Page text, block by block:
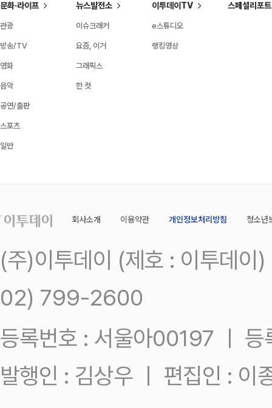
문화·라이프
관광
방송/TV
영화
음악
공연/출판
스포츠
일반
뉴스발전소
이슈크래커
요즘, 이거
그래픽스
한 컷
이투데이TV
e스튜디오
랭킹영상
스페셜리포트
회사소개 이용약관 개인정보처리방침 청소년
(주)이투데이 (제호 : 이투데
02) 799-2600
등록번호 : 서울아00197 ㅣ
발행인 : 김상우 ㅣ 편집인 : 이